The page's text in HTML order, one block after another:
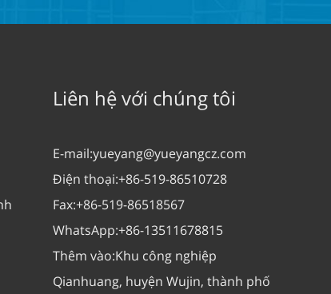
Liên hệ với chúng tôi
E-mail:yueyang@yueyangcz.com
Điện thoại:+86-519-86510728
Fax:+86-519-86518567
WhatsApp:+86-13511678815
Thêm vào:Khu công nghiệp
Qianhuang, huyện Wujin, thành phố